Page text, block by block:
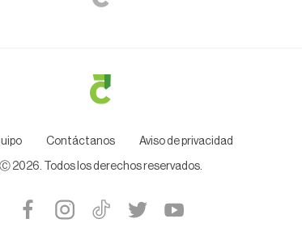
Contáctanos Aviso de privacidad
Ⓒ 2026 . Todos los derechos reservados.